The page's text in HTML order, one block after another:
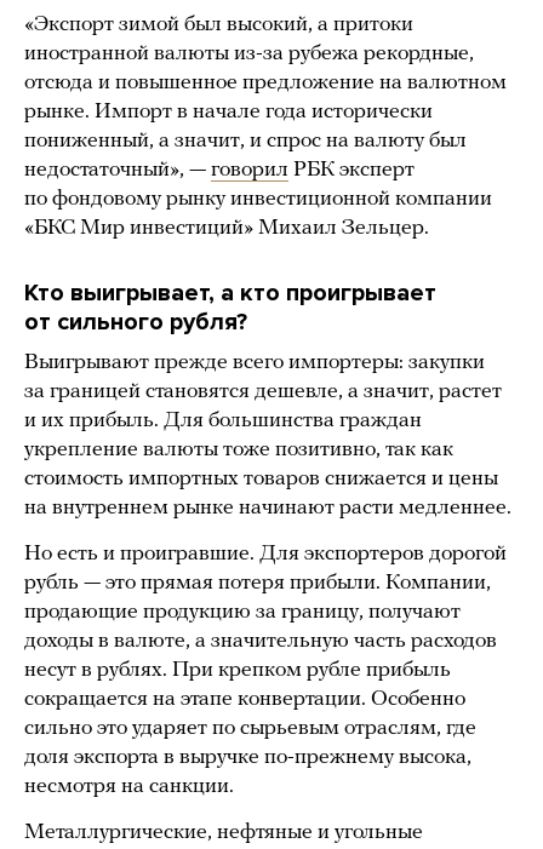
«Экспорт зимой был высокий, а притоки
иностранной валюты из-за рубежа рекордные,
отсюда и повышенное предложение на валютном
рынке. Импорт в начале года исторически
пониженный, а значит, и спрос на валюту был
недостаточный», — говорил РБК эксперт
по фондовому рынку инвестиционной компании
«БКС Мир инвестиций» Михаил Зельцер.
Кто выигрывает, а кто проигрывает
от сильного рубля?
Выигрывают прежде всего импортеры: закупки
за границей становятся дешевле, а значит, растет
и их прибыль. Для большинства граждан
укрепление валюты тоже позитивно, так как
стоимость импортных товаров снижается и цены
на внутреннем рынке начинают расти медленнее.
Но есть и проигравшие. Для экспортеров дорогой
рубль — это прямая потеря прибыли. Компании,
продающие продукцию за границу, получают
доходы в валюте, а значительную часть расходов
несут в рублях. При крепком рубле прибыль
сокращается на этапе конвертации. Особенно
сильно это ударяет по сырьевым отраслям, где
доля экспорта в выручке по-прежнему высока,
несмотря на санкции.
Металлургические, нефтяные и угольные